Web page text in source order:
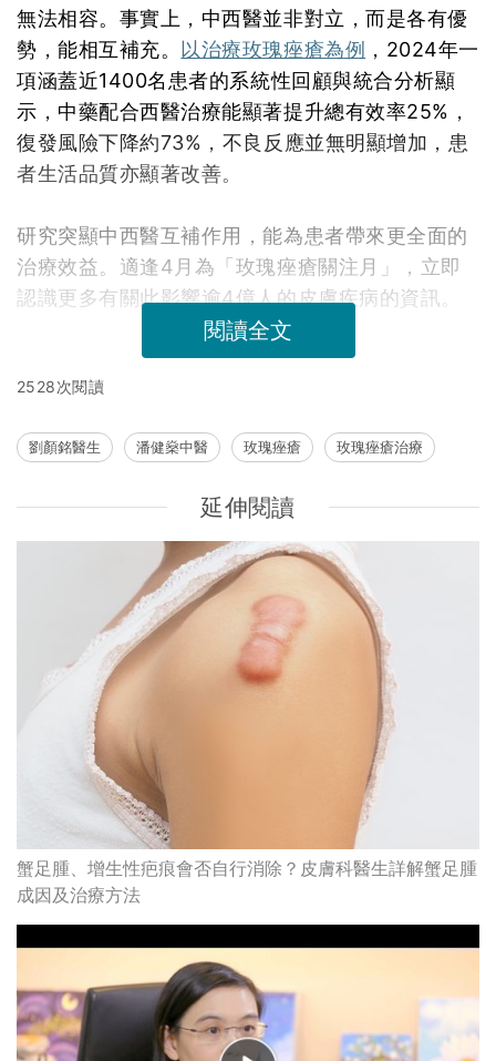
無法相容。事實上，中西醫並非對立，而是各有優
勢，能相互補充。 以治療玫瑰痤瘡為例 ，2024年一
項涵蓋近1400名患者的系統性回顧與統合分析顯
示，中藥配合西醫治療能顯著提升總有效率25%，
復發風險下降約73%，不良反應並無明顯增加，患
者生活品質亦顯著改善。
研究突顯中西醫互補作用，能為患者帶來更全面的
治療效益。適逢4月為「玫瑰痤瘡關注月」，立即
認識更多有關此影響逾4億人的皮膚疾病的資訊。
閱讀全文
2528次閱讀
劉顏銘醫生 潘健燊中醫 玫瑰痤瘡 玫瑰痤瘡治療
延伸閱讀
蟹足腫、增生性疤痕會否自行消除？皮膚科醫生詳解蟹足腫
成因及治療方法